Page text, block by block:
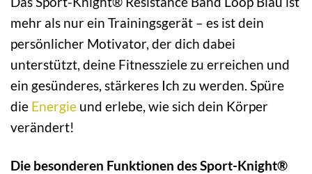
mehr als nur ein Trainingsgerät – es ist dein
persönlicher Motivator, der dich dabei
unterstützt, deine Fitnessziele zu erreichen und
ein gesünderes, stärkeres Ich zu werden. Spüre
die Energie und erlebe, wie sich dein Körper
verändert!
Die besonderen Funktionen des Sport-Knight®